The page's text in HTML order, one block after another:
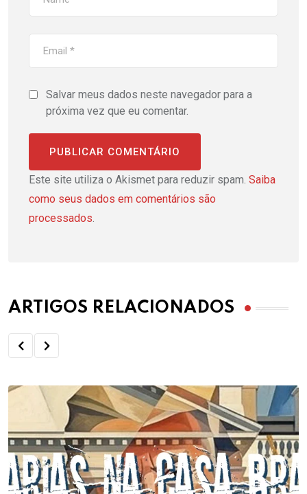
Salvar meus dados neste navegador para a
próxima vez que eu comentar.
Este site utiliza o Akismet para reduzir spam. Saiba
como seus dados em comentários são
processados.
ARTIGOS RELACIONADOS